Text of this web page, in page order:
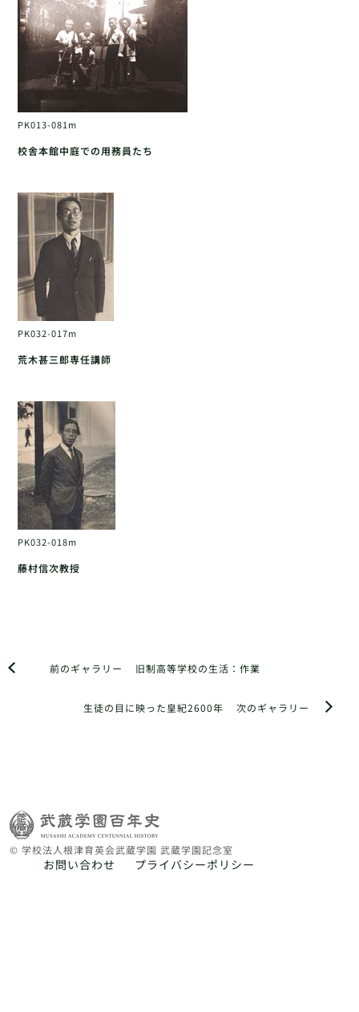
PK013-081m
校舎本館中庭での用務員たち
PK032-017m
荒木甚三郎専任講師
PK032-018m
藤村信次教授
前のギャラリー 旧制高等学校の生活：作業
次のギャラリー
生徒の目に映った皇紀2600年
© 学校法人根津育英会武蔵学園 武蔵学園記念室
お問い合わせ プライバシーポリシー